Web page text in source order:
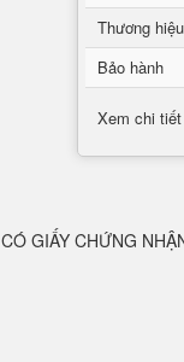
Thương hiệu
Bảo hành
Xem chi
GIẤY CHỨNG